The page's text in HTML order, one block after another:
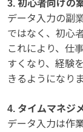
3. 初心者向けの
データ入力の副
ではなく、初心
これにより、仕
すくなり、経験
きるようになりま
4. タイムマネジ
データ入力は作